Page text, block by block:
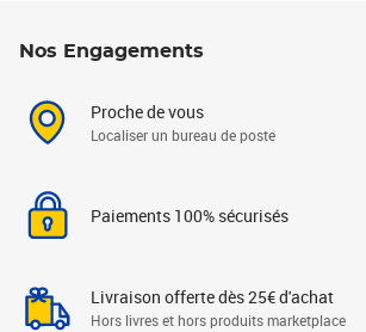
Nos Engagements
Proche de vous
Localiser un bureau de poste
Paiements 100% sécurisés
Livraison offerte dès 25€ d'achat
Hors livres et hors produits marketplace